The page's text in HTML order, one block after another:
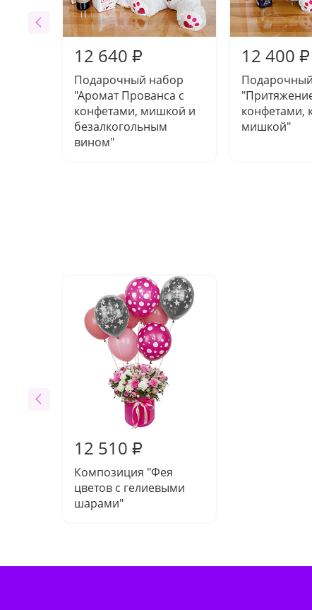
12 640 ₽
Подарочный набор
"Аромат Прованса с
конфетами, мишкой и
безалкогольным
вином"
12 400 ₽
конфетами,
мишкой"
12 510 ₽
Композиция "Фея
цветов с гелиевыми
шарами"